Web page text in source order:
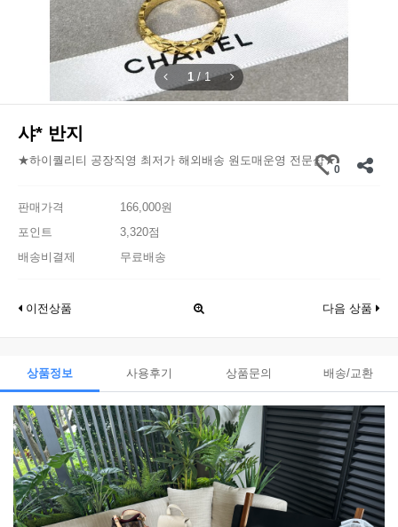
1 /1
샤* 반지
★하이퀄리티 공장직영 최저가 해외배송 원도매운영 전문샵★
0
판매가격
166,000원
포인트
3,320점
배송비결제
무료배송
이전상품 다음 상품
상품정보 사용후기 상품문의 배송/교환